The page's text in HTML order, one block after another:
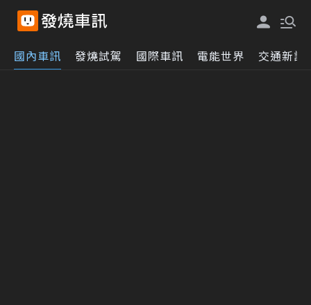
國內車訊 發燒試駕 國際車訊 電能世界 交通新訊